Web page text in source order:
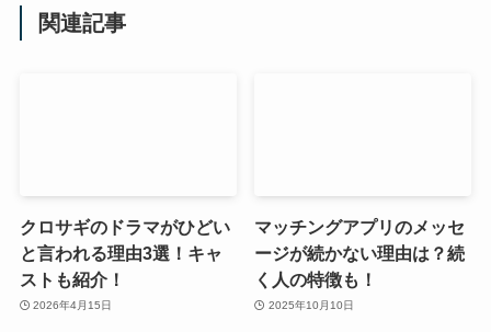
関連記事
クロサギのドラマがひどい
と言われる理由3選！キャ
ストも紹介！
2026年4月15日
マッチングアプリのメッセ
ージが続かない理由は？続
く人の特徴も！
2025年10月10日